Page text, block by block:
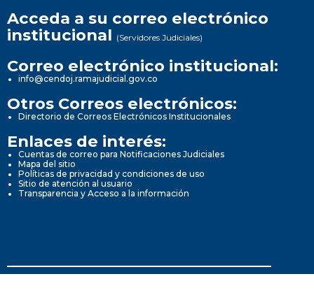
Acceda a su correo electrónico
institucional (Servidores Judiciales)
Correo electrónico institucional:
info@cendoj.ramajudicial.gov.co
Otros Correos electrónicos:
Directorio de Correos Electrónicos Institucionales
Enlaces de interés:
Cuentas de correo para Notificaciones Judiciales
Mapa del sitio
Políticas de privacidad y condiciones de uso
Sitio de atención al usuario
Transparencia y Acceso a la información